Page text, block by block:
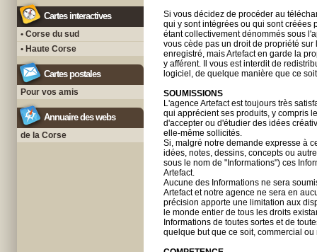
Cartes interactives
• Corse du sud
• Haute Corse
Cartes postales
Pour vos amis
Annuaire des webs
de la Corse
Si vous décidez de procéder au
qui y sont intégrées ou qui sont créées
étant collectivement dénommés sous
vous cède pas un droit de propriété
enregistré, mais Artefact en garde la
y afférent. Il vous est interdit de
logiciel, de quelque manière que ce
SOUMISSIONS
L'agence Artefact est toujours très
qui apprécient ses produits, y compris
d'accepter ou d'étudier des idées
elle-même sollicités.
Si, malgré notre demande expresse à
idées, notes, dessins, concepts ou
sous le nom de "Informations") ces
Artefact.
Aucune des Informations ne sera
Artefact et notre agence ne sera en
précision apporte une limitation aux
le monde entier de tous les droits
Informations de toutes sortes et de
quelque but que ce soit, commercial